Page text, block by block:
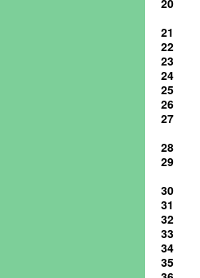
20
21
22
23
24
25
26
27
28
29
30
31
32
33
34
35